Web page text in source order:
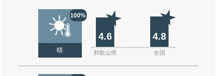
100%
晴
4.6 4.8
和歌山県 全国